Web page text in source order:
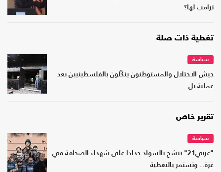
ترامب لها؟
تغطية ذات صلة
سياسة
جيش الاحتلال والمستوطنون ينكّلون بالفلسطينيين بعد
عملية تل
تقرير خاص
سياسة
"عربي21" تتشح بالسواد حدادا على شهداء الصحافة في
غزة.. وتستمر بالتغطية